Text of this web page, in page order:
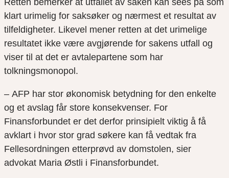
klart urimelig for saksøker og nærmest et resultat av
tilfeldigheter. Likevel mener retten at det urimelige
resultatet ikke være avgjørende for sakens utfall og
viser til at det er avtalepartene som har
tolkningsmonopol.
– AFP har stor økonomisk betydning for den enkelte
og et avslag får store konsekvenser. For
Finansforbundet er det derfor prinsipielt viktig å få
avklart i hvor stor grad søkere kan få vedtak fra
Fellesordningen etterprøvd av domstolen, sier
advokat Maria Østli i Finansforbundet.